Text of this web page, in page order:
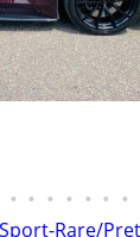
• • • • • • •